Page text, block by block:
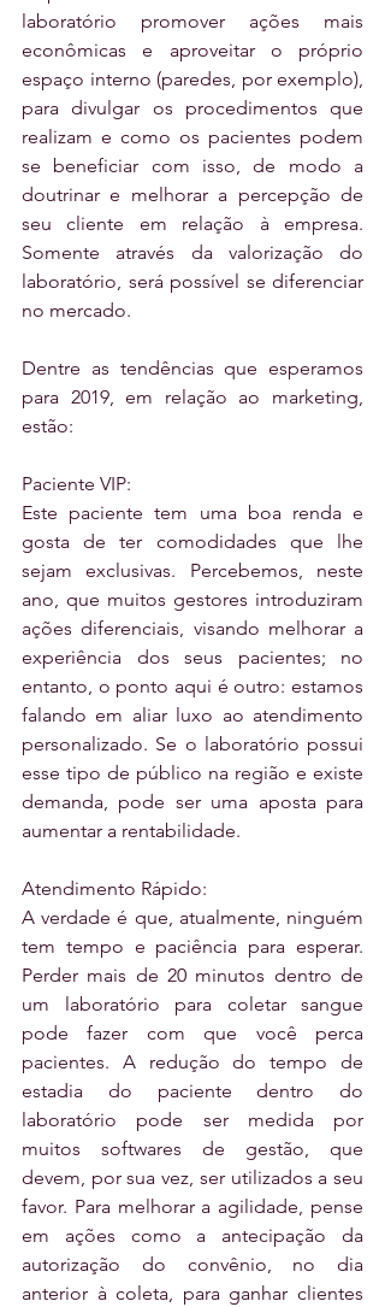
laboratório promover ações mais
econômicas e aproveitar o próprio
espaço interno (paredes, por exemplo),
para divulgar os procedimentos que
realizam e como os pacientes podem
se beneficiar com isso, de modo a
doutrinar e melhorar a percepção de
seu cliente em relação à empresa.
Somente através da valorização do
laboratório, será possível se diferenciar
no mercado.
Dentre as tendências que esperamos
para 2019, em relação ao marketing,
estão:
Paciente VIP:
Este paciente tem uma boa renda e
gosta de ter comodidades que lhe
sejam exclusivas. Percebemos, neste
ano, que muitos gestores introduziram
ações diferenciais, visando melhorar a
experiência dos seus pacientes; no
entanto, o ponto aqui é outro: estamos
falando em aliar luxo ao atendimento
personalizado. Se o laboratório possui
esse tipo de público na região e existe
demanda, pode ser uma aposta para
aumentar a rentabilidade.
Atendimento Rápido:
A verdade é que, atualmente, ninguém
tem tempo e paciência para esperar.
Perder mais de 20 minutos dentro de
um laboratório para coletar sangue
pode fazer com que você perca
pacientes. A redução do tempo de
estadia do paciente dentro do
laboratório pode ser medida por
muitos softwares de gestão, que
devem, por sua vez, ser utilizados a seu
favor. Para melhorar a agilidade, pense
em ações como a antecipação da
autorização do convênio, no dia
anterior à coleta, para ganhar clientes